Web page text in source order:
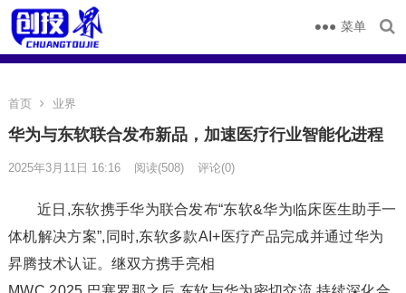
菜单
首页 业界
华为与东软联合发布新品，加速医疗行业智能化进程
2025年3月11日 16:16 阅读(508) 评论(0)
近日,东软携手华为联合发布“东软&华为临床医生助手一
体机解决方案”,同时,东软多款AI+医疗产品完成并通过华为
昇腾技术认证。继双方携手亮相